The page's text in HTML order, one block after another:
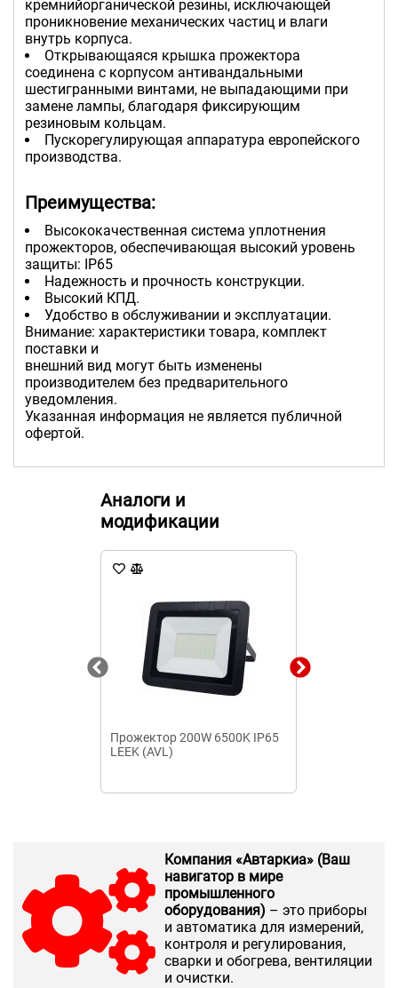
кремнийорганической резины, исключающей
проникновение механических частиц и влаги
внутрь корпуса.
Открывающаяся крышка прожектора
соединена с корпусом антивандальными
шестигранными винтами, не выпадающими при
замене лампы, благодаря фиксирующим
резиновым кольцам.
Пускорегулирующая аппаратура европейского
производства.
Преимущества:
Высококачественная система уплотнения
прожекторов, обеспечивающая высокий уровень
защиты: IP65
Надежность и прочность конструкции.
Высокий КПД.
Удобство в обслуживании и эксплуатации.
Внимание: характеристики товара, комплект
поставки и
внешний вид могут быть изменены
производителем без предварительного
уведомления.
Указанная информация не является публичной
офертой.
Аналоги и
модификации
Прожектор 200W 6500K IP65
LEEK (AVL)
Компания «Автаркиа» (Ваш
навигатор в мире
промышленного
оборудования) – это приборы
и автоматика для измерений,
контроля и регулирования,
сварки и обогрева, вентиляции
и очистки.